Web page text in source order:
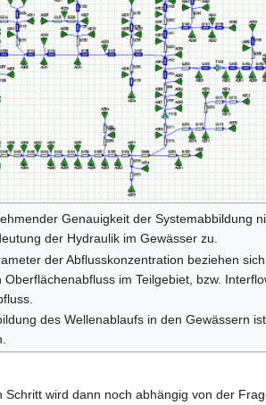
Genauigkeit der Systemabbildung
der Hydraulik im Gewässer zu.
der Abflusskonzentration beziehen
Oberflächenabfluss im Teilgebiet, bzw.
des Wellenablaufs in den Gewässern ist
Schritt wird dann noch abhängig von der